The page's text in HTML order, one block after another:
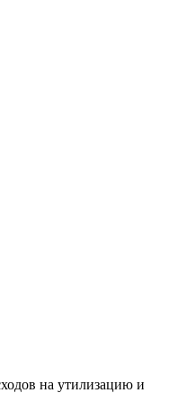
на утилизацию и